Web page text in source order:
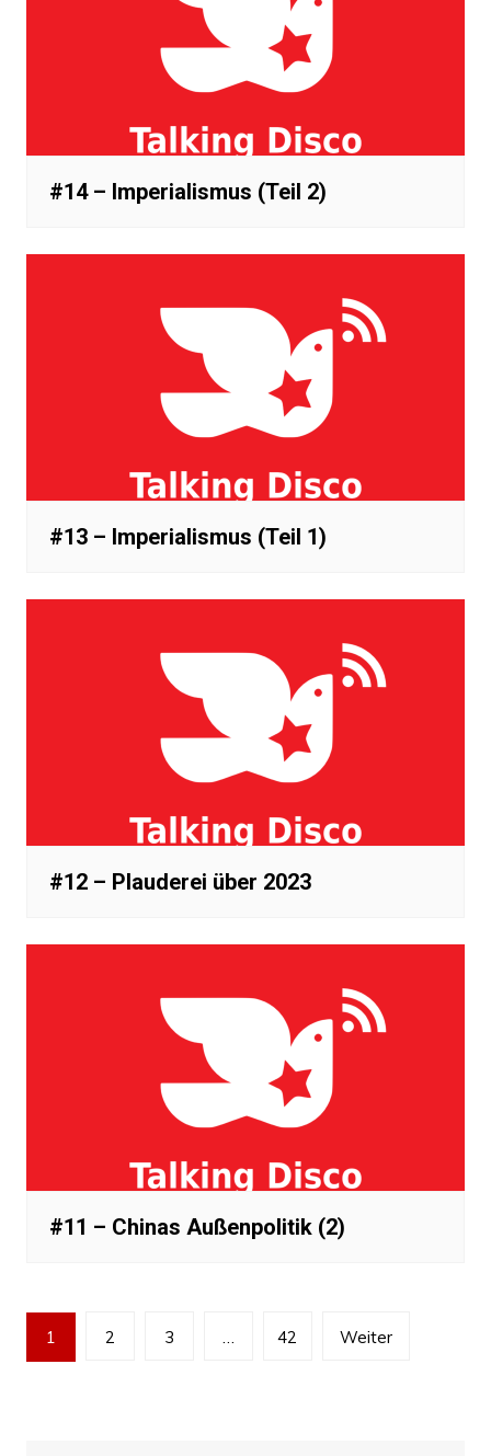
#14 – Imperialismus (Teil 2)
#13 – Imperialismus (Teil 1)
#12 – Plauderei über 2023
#11 – Chinas Außenpolitik (2)
Beitragsnavigation
1 2 3 42 Weiter